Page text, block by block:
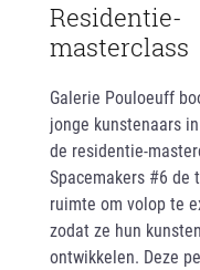
Residentie-
masterclass
Galerie Pouloeuff
jonge kunstenaars in
de residentie-
Spacemakers #6 de
ruimte om volop te
zodat ze hun
ontwikkelen. Deze